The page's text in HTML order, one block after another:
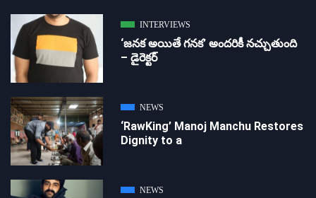
INTERVIEWS
‘జ‌న‌క అయితే గ‌న‌క‌’ అందరికీ నచ్చుతుంది
– డైరెక్ట‌ర్
NEWS
‘RawKing’ Manoj Manchu Restores
Dignity to a
NEWS